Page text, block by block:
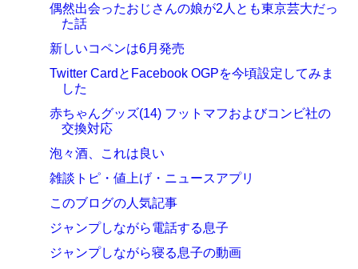
偶然出会ったおじさんの娘が2人とも東京芸大だっ
た話
新しいコペンは6月発売
Twitter CardとFacebook OGPを今頃設定してみま
した
赤ちゃんグッズ(14) フットマフおよびコンビ社の
交換対応
泡々酒、これは良い
雑談トピ・値上げ・ニュースアプリ
このブログの人気記事
ジャンプしながら電話する息子
ジャンプしながら寝る息子の動画